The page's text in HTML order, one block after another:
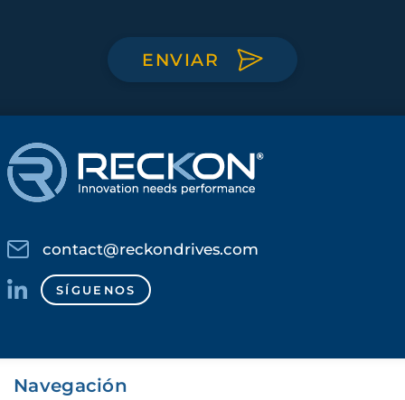
ENVIAR
contact@reckondrives.com
SÍGUENOS
Navegación